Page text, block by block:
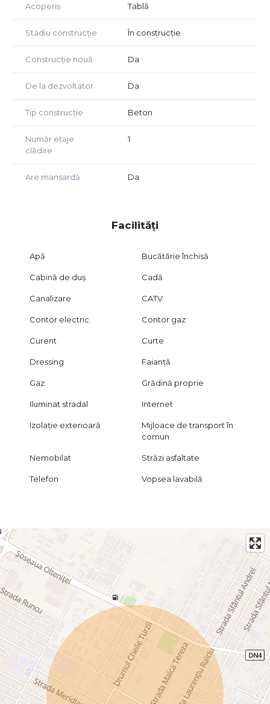
Acoperiș Tablă
Stadiu construcție În construcție
Construcție nouă Da
De la dezvoltator Da
Tip construcție Beton
Număr etaje
clădire
1
Are mansardă Da
Facilități
Apă Bucătărie închisă
Cabină de duș Cadă
Canalizare CATV
Contor electric Contor gaz
Curent Curte
Dressing Faianță
Gaz Grădină proprie
Iluminat stradal Internet
Izolație exterioară
Mijloace de transport în
comun
Nemobilat Străzi asfaltate
Telefon Vopsea lavabilă